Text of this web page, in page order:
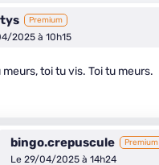
Premium
2025 à 10h15
meurs, toi tu vis. Toi tu meurs.
bingo.crepuscule Premium
Le 29/04/2025 à 14h24